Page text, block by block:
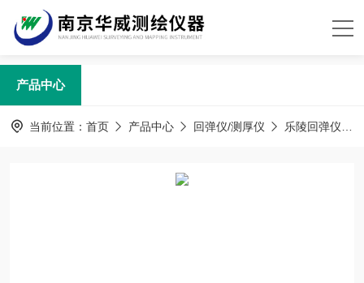
产品中心
当前位置： 首页 产品中心 回弹仪/测厚仪 乐陵回弹仪